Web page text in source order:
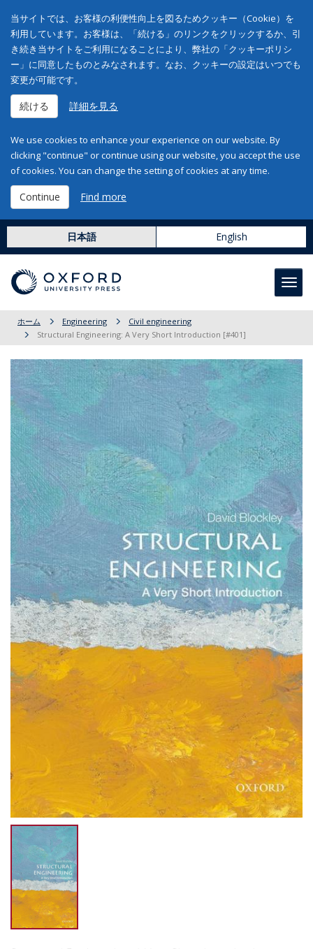
当サイトでは、お客様の利便性向上を図るためクッキー（Cookie）を
利用しています。お客様は、「続ける」のリンクをクリックするか、引
き続き当サイトをご利用になることにより、弊社の「クッキーポリシ
ー」に同意したものとみなされます。なお、クッキーの設定はいつでも
変更が可能です。
続ける 詳細を見る
We use cookies to enhance your experience on our website. By
clicking "continue" or continue using our website, you accept the use
of cookies. You can change the setting of cookies at any time.
Continue Find more
日本語 English
ホーム Engineering
Civil engineering
Structural Engineering: A Very Short Introduction [#401]